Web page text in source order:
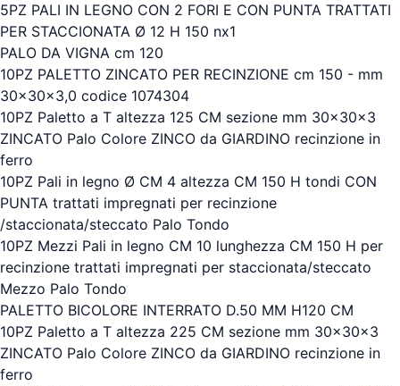
5PZ PALI IN LEGNO CON 2 FORI E CON PUNTA TRATTATI
PER STACCIONATA Ø 12 H 150 nx1
PALO DA VIGNA cm 120
10PZ PALETTO ZINCATO PER RECINZIONE cm 150 - mm
30x30x3,0 codice 1074304
10PZ Paletto a T altezza 125 CM sezione mm 30x30x3
ZINCATO Palo Colore ZINCO da GIARDINO recinzione in
ferro
10PZ Pali in legno Ø CM 4 altezza CM 150 H tondi CON
PUNTA trattati impregnati per recinzione
/staccionata/steccato Palo Tondo
10PZ Mezzi Pali in legno CM 10 lunghezza CM 150 H per
recinzione trattati impregnati per staccionata/steccato
Mezzo Palo Tondo
PALETTO BICOLORE INTERRATO D.50 MM H120 CM
10PZ Paletto a T altezza 225 CM sezione mm 30x30x3
ZINCATO Palo Colore ZINCO da GIARDINO recinzione in
ferro